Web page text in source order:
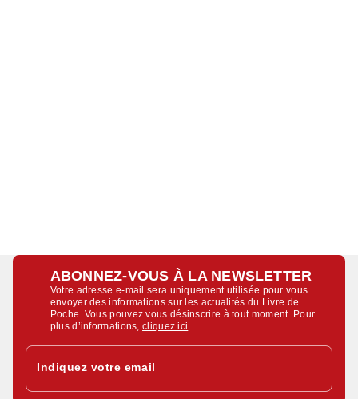
ABONNEZ-VOUS À LA NEWSLETTER
Votre adresse e-mail sera uniquement utilisée pour vous
envoyer des informations sur les actualités du Livre de
Poche. Vous pouvez vous désinscrire à tout moment. Pour
plus d’informations,cliquez ici.
Indiquez votre email